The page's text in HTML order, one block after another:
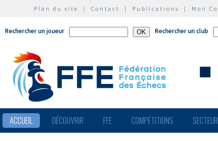
Plan du site | Contact | Publications | Mon
Rechercher un joueur Rechercher un club
ACCUEIL DÉCOUVRIR FFE COMPÉTITIONS